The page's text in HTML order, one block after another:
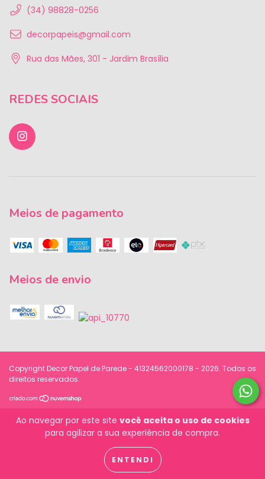
Ao navegar por este site você aceita o uso de cookies
para agilizar a sua experiência de compra.
ENTENDI
(34) 98828-0256
decorpapeis@gmail.com
Rua das Mães, 301 - Jardim Brasília
REDES SOCIAIS
Meios de pagamento
Meios de envio
Copyright Decor Papel de Parede - 41324562000178 - 2026. Todos os
direitos reservados.